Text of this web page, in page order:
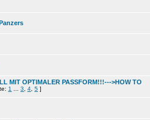
MIT OPTIMALER PASSFORM!!!--->HOW TO
1 3 4 5 ]